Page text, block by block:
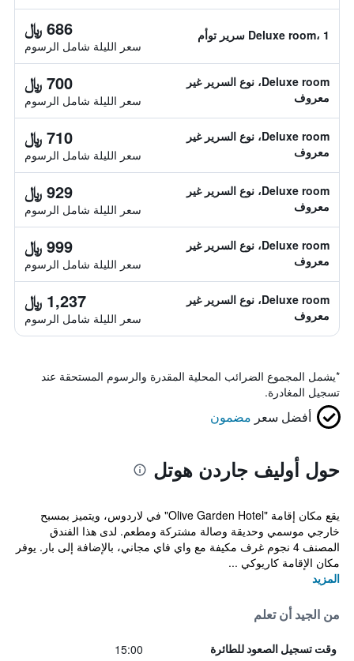
Deluxe room، 1 سرير توأم 686 ﷼
سعر الليلة شامل الرسوم
Deluxe room، نوع السرير غير
معروف
700 ﷼
سعر الليلة شامل الرسوم
Deluxe room، نوع السرير غير
معروف
710 ﷼
سعر الليلة شامل الرسوم
Deluxe room، نوع السرير غير
معروف
929 ﷼
سعر الليلة شامل الرسوم
Deluxe room، نوع السرير غير
معروف
999 ﷼
سعر الليلة شامل الرسوم
Deluxe room، نوع السرير غير
معروف
1,237 ﷼
سعر الليلة شامل الرسوم
*يشمل المجموع الضرائب المحلية المقدرة والرسوم المستحقة عند
تسجيل المغادرة.
أفضل سعر مضمون
حول أوليف جاردن هوتل
يقع مكان إقامة "Olive Garden Hotel" في لاردوس، ويتميز بمسبح
خارجي موسمي وحديقة وصالة مشتركة ومطعم. لدى هذا الفندق
المصنف 4 نجوم غرف مكيفة مع واي فاي مجاني، بالإضافة إلى بار. يوفر
مكان الإقامة كاريوكي ...
المزيد
من الجيد أن تعلم
وقت تسجيل الصعود للطائرة 15:00